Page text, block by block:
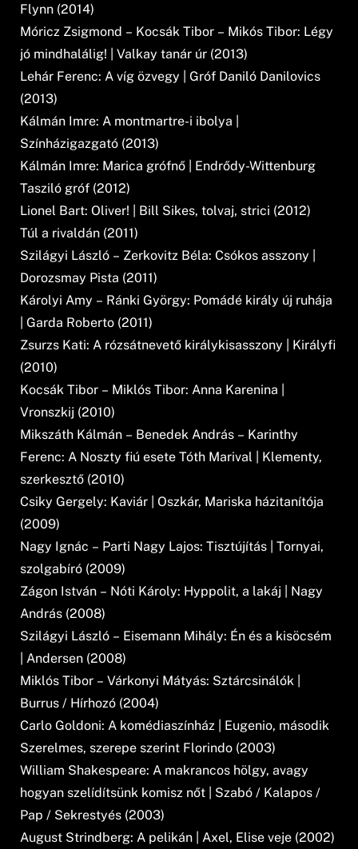
Flynn (2014)
Móricz Zsigmond – Kocsák Tibor – Mikós Tibor: Légy
jó mindhalálig! | Valkay tanár úr (2013)
Lehár Ferenc: A víg özvegy | Gróf Daniló Danilovics
(2013)
Kálmán Imre: A montmartre-i ibolya |
Színházigazgató (2013)
Kálmán Imre: Marica grófnő | Endrődy-Wittenburg
Tasziló gróf (2012)
Lionel Bart: Oliver! | Bill Sikes, tolvaj, strici (2012)
Túl a rivaldán (2011)
Szilágyi László – Zerkovitz Béla: Csókos asszony |
Dorozsmay Pista (2011)
Károlyi Amy – Ránki György: Pomádé király új ruhája
| Garda Roberto (2011)
Zsurzs Kati: A rózsátnevető királykisasszony | Királyfi
(2010)
Kocsák Tibor – Miklós Tibor: Anna Karenina |
Vronszkij (2010)
Mikszáth Kálmán – Benedek András – Karinthy
Ferenc: A Noszty fiú esete Tóth Marival | Klementy,
szerkesztő (2010)
Csiky Gergely: Kaviár | Oszkár, Mariska házitanítója
(2009)
Nagy Ignác – Parti Nagy Lajos: Tisztújítás | Tornyai,
szolgabíró (2009)
Zágon István – Nóti Károly: Hyppolit, a lakáj | Nagy
András (2008)
Szilágyi László – Eisemann Mihály: Én és a kisöcsém
| Andersen (2008)
Miklós Tibor – Várkonyi Mátyás: Sztárcsinálók |
Burrus / Hírhozó (2004)
Carlo Goldoni: A komédiaszínház | Eugenio, második
Szerelmes, szerepe szerint Florindo (2003)
William Shakespeare: A makrancos hölgy, avagy
hogyan szelídítsünk komisz nőt | Szabó / Kalapos /
Pap / Sekrestyés (2003)
August Strindberg: A pelikán | Axel, Elise veje (2002)